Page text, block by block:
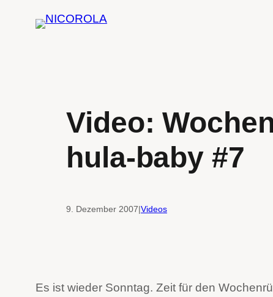
Video:
hula-baby #7
9. Dezember 2007|Videos
Es ist wieder Sonntag. Zeit für den